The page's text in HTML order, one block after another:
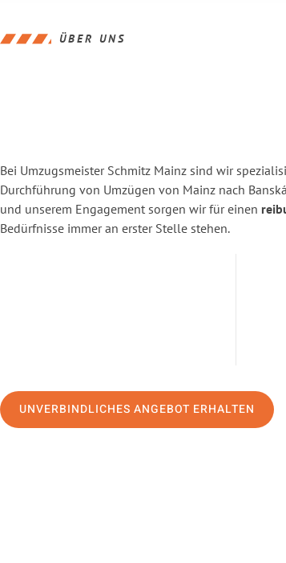
ÜBER UNS
Bei Umzugsmeister Schmitz Mainz sind wir
Durchführung von Umzügen von Mainz nach
und unserem Engagement sorgen wir für einen
Bedürfnisse immer an erster Stelle stehen.
UNVERBINDLICHES ANGEBOT ERHALTEN